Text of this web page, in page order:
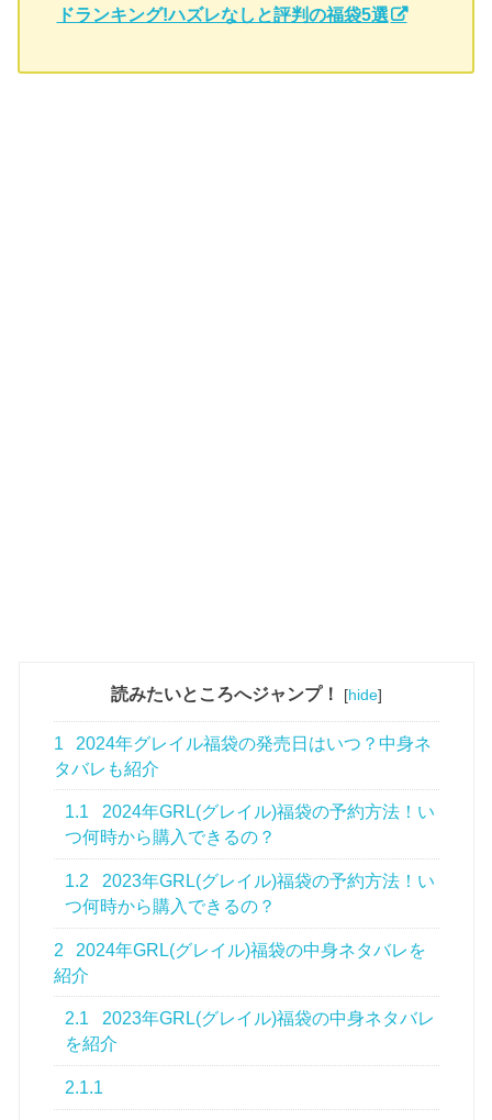
ドランキング!ハズレなしと評判の福袋5選
読みたいところへジャンプ！ [hide]
1
2024年グレイル福袋の発売日はいつ？中身ネ
タバレも紹介
1.1
2024年GRL(グレイル)福袋の予約方法！い
つ何時から購入できるの？
1.2
2023年GRL(グレイル)福袋の予約方法！い
つ何時から購入できるの？
2
2024年GRL(グレイル)福袋の中身ネタバレを
紹介
2.1
2023年GRL(グレイル)福袋の中身ネタバレ
を紹介
2.1.1